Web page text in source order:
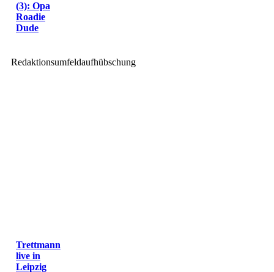
(3): Opa
Roadie
Dude
Redaktionsumfeldaufhübschung
Trettmann
live in
Leipzig